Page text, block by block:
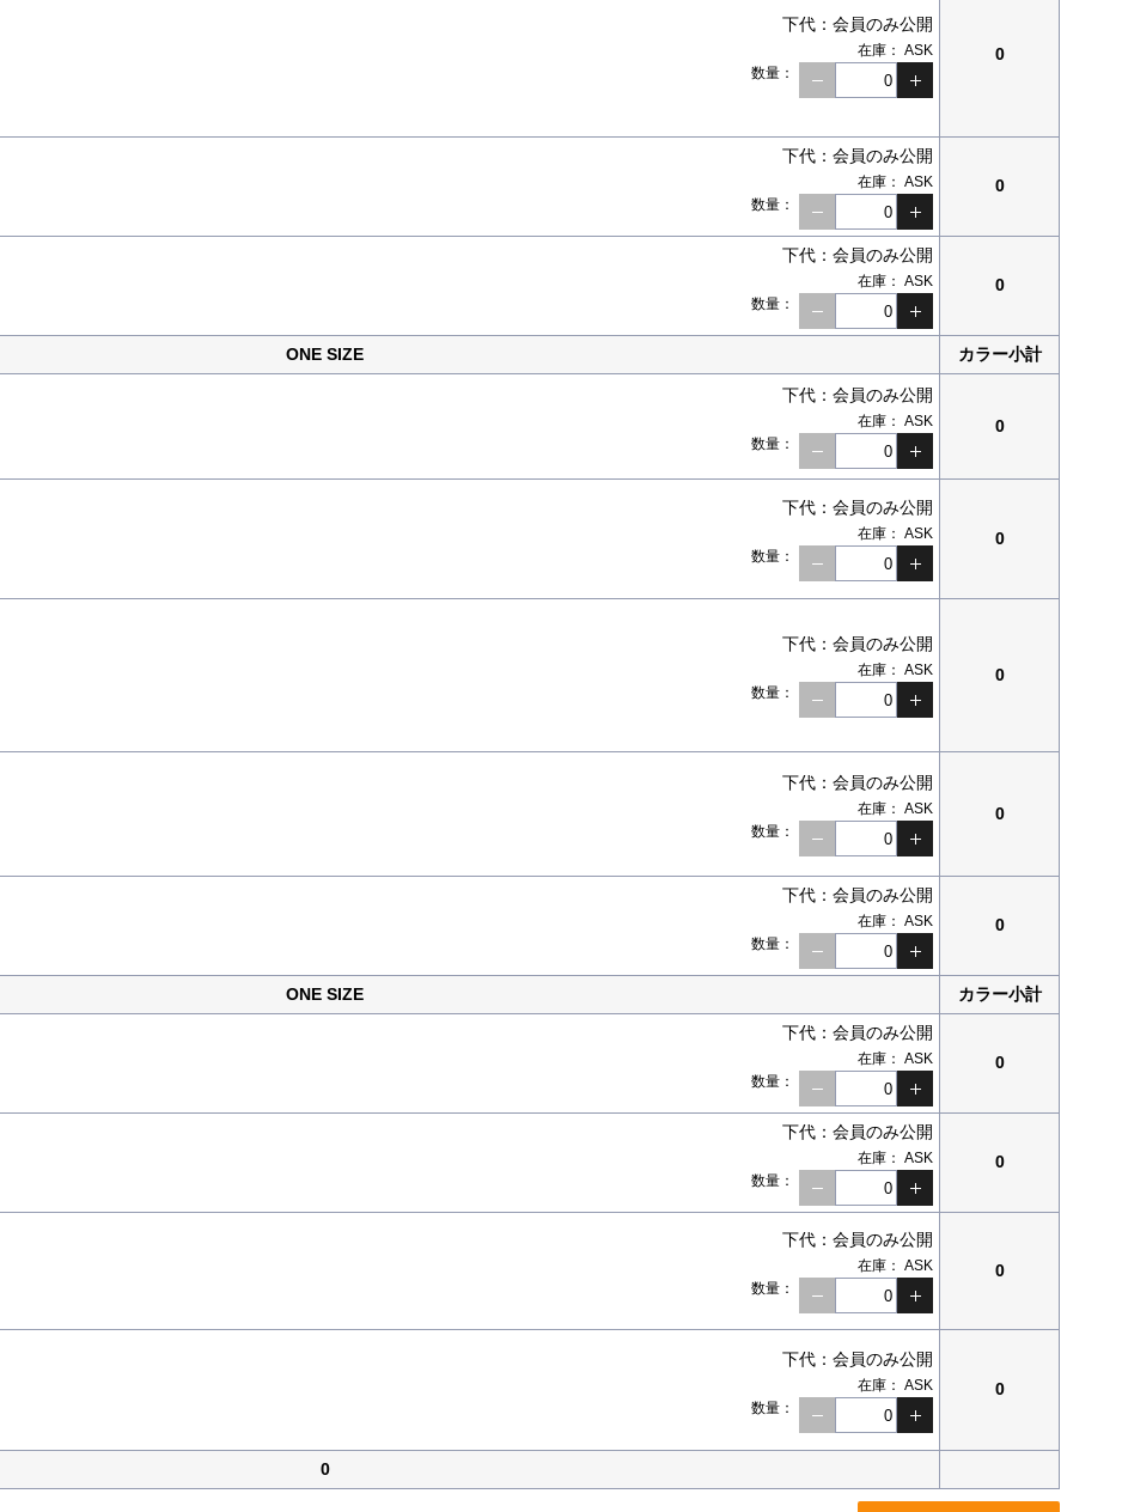
0
下代： 会員のみ公開
在庫： ASK
数量：
0
下代： 会員のみ公開
在庫： ASK
数量：
0
下代： 会員のみ公開
在庫： ASK
数量：
0
ONE SIZE カラー小計
下代： 会員のみ公開
在庫： ASK
数量：
0
下代： 会員のみ公開
在庫： ASK
数量：
0
下代： 会員のみ公開
在庫： ASK
数量：
0
下代： 会員のみ公開
在庫： ASK
数量：
0
下代： 会員のみ公開
在庫： ASK
数量：
0
ONE SIZE カラー小計
下代： 会員のみ公開
在庫： ASK
数量：
0
下代： 会員のみ公開
在庫： ASK
数量：
0
下代： 会員のみ公開
在庫： ASK
数量：
0
下代： 会員のみ公開
在庫： ASK
数量：
0